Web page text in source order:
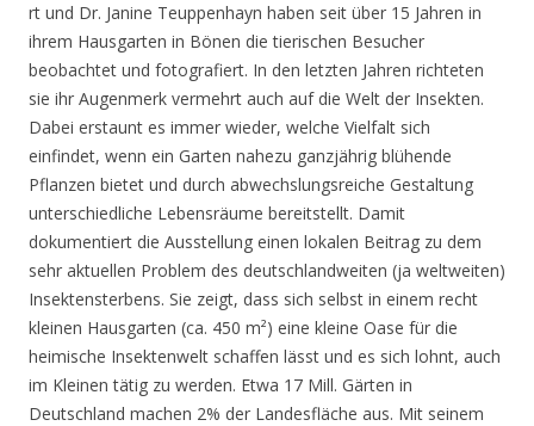
rt und Dr. Janine Teuppenhayn haben seit über 15 Jahren in
ihrem Hausgarten in Bönen die tierischen Besucher
beobachtet und fotografiert. In den letzten Jahren richteten
sie ihr Augenmerk vermehrt auch auf die Welt der Insekten.
Dabei erstaunt es immer wieder, welche Vielfalt sich
einfindet, wenn ein Garten nahezu ganzjährig blühende
Pflanzen bietet und durch abwechslungsreiche Gestaltung
unterschiedliche Lebensräume bereitstellt. Damit
dokumentiert die Ausstellung einen lokalen Beitrag zu dem
sehr aktuellen Problem des deutschlandweiten (ja weltweiten)
Insektensterbens. Sie zeigt, dass sich selbst in einem recht
kleinen Hausgarten (ca. 450 m²) eine kleine Oase für die
heimische Insektenwelt schaffen lässt und es sich lohnt, auch
im Kleinen tätig zu werden. Etwa 17 Mill. Gärten in
Deutschland machen 2% der Landesfläche aus. Mit seinem